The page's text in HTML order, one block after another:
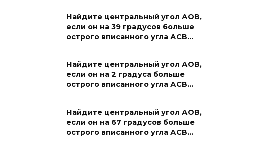
Найдите центральный угол АОВ,
если он на 39 градусов больше
острого вписанного угла АСВ…
Найдите центральный угол АОВ,
если он на 2 градуса больше
острого вписанного угла АСВ…
Найдите центральный угол АОВ,
если он на 67 градусов больше
острого вписанного угла АСВ…